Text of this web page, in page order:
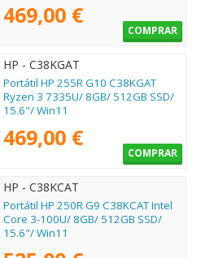
469,00 €
COMPRAR
HP - C38KGAT
Portátil HP 255R G10 C38KGAT
Ryzen 3 7335U/ 8GB/ 512GB SSD/
15.6"/ Win11
469,00 €
COMPRAR
HP - C38KCAT
Portátil HP 250R G9 C38KCAT Intel
Core 3-100U/ 8GB/ 512GB SSD/
15.6"/ Win11